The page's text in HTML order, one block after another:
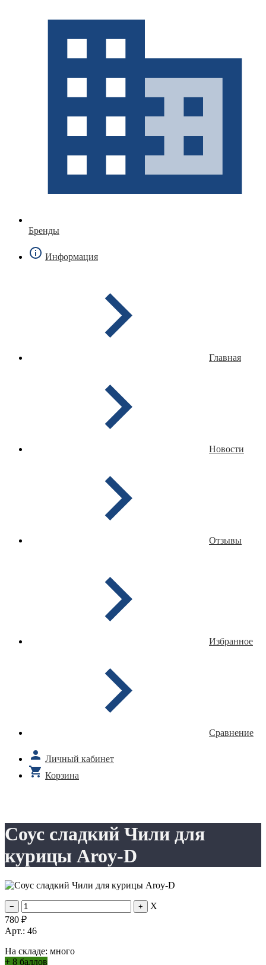
Бренды
Информация
Главная
Новости
Отзывы
Избранное
Сравнение
Личный кабинет
Корзина
Соус сладкий Чили для
курицы Aroy-D
X
780 ₽
Арт.: 46
На складе: много
+ 8 баллов